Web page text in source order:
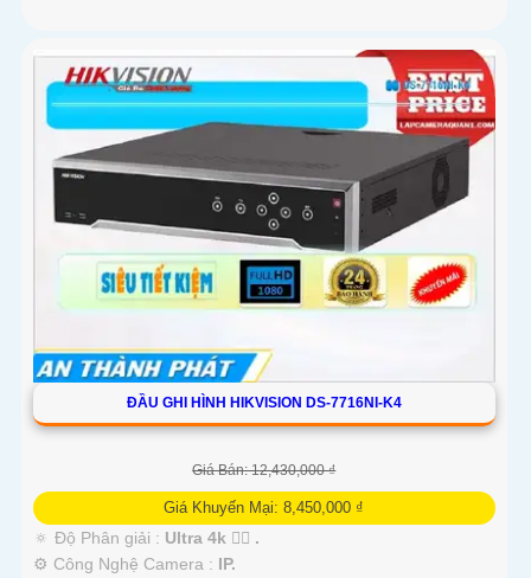
ĐẦU GHI HÌNH HIKVISION DS-7716NI-K4
Giá Bán: 12,430,000 ₫
Giá Khuyến Mại: 8,450,000 ₫
🔅 Độ Phân giải : Ultra 4k 👍🏾 .
⚙ Công Nghệ Camera : IP.